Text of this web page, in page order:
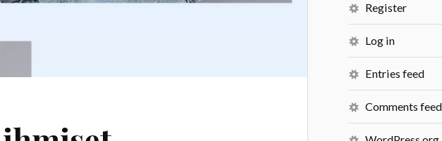
Register
Log in
Entries feed
Comments feed